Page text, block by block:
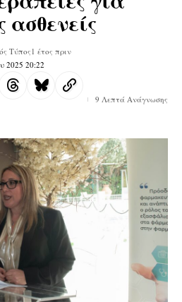
ασθενείς
2025 20:22
Τύπος 1 έτος πριν
9 Λεπτά Ανάγνωσης